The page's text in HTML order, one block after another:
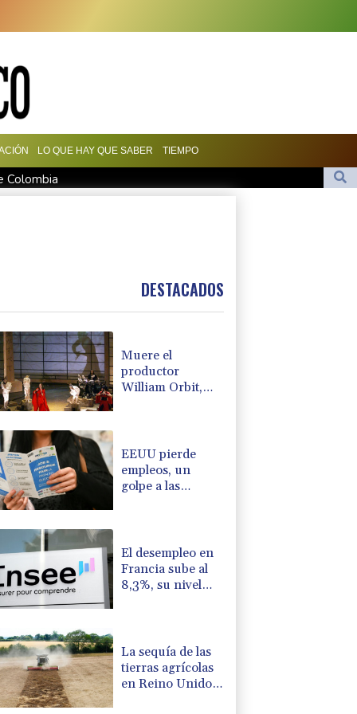
LO QUE HAY QUE SABER TIEMPO
Colombia
con ataques en una región petrolera
DESTACADOS
Muere el
productor
William Orbit,
EEUU pierde
empleos, un
golpe a las
El desempleo en
Francia sube al
8,3%, su nivel
La sequía de las
tierras agrícolas
en Reino Unido